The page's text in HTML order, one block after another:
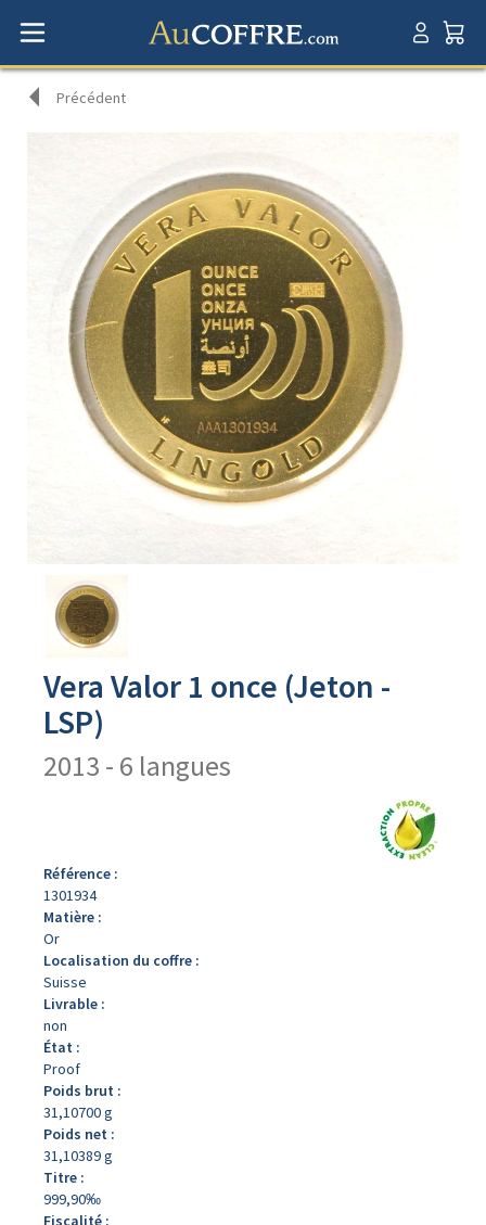
Précédent
produit
Vera Valor 1 once (Jeton -
LSP)
2013 - 6 langues
Référence :
1301934
Matière :
Or
Localisation du coffre :
Suisse
Livrable :
non
État :
Proof
Poids brut :
31,10700 g
Poids net :
31,10389 g
Titre :
999,90‰
Fiscalité :